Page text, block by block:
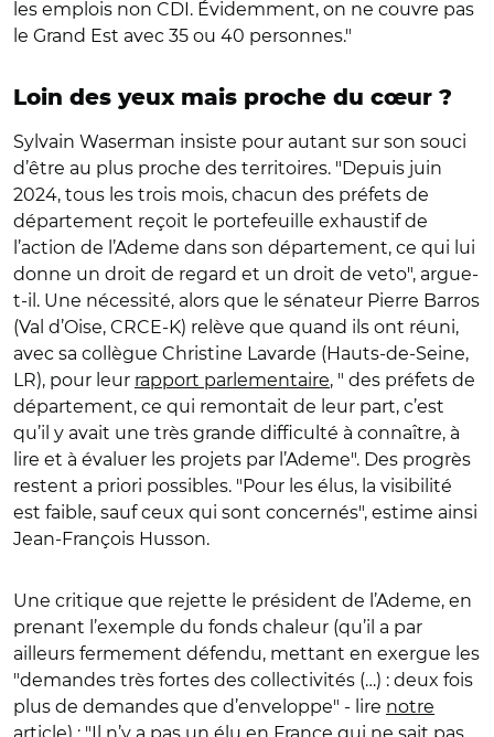
les emplois non CDI. Évidemment, on ne couvre pas
le Grand Est avec 35 ou 40 personnes."
Loin des yeux mais proche du cœur ?
Sylvain Waserman insiste pour autant sur son souci
d’être au plus proche des territoires. "Depuis juin
2024, tous les trois mois, chacun des préfets de
département reçoit le portefeuille exhaustif de
l’action de l’Ademe dans son département, ce qui lui
donne un droit de regard et un droit de veto", argue-
t-il. Une nécessité, alors que le sénateur Pierre Barros
(Val d’Oise, CRCE-K) relève que quand ils ont réuni,
avec sa collègue Christine Lavarde (Hauts-de-Seine,
LR), pour leur rapport parlementaire, " des préfets de
département, ce qui remontait de leur part, c’est
qu’il y avait une très grande difficulté à connaître, à
lire et à évaluer les projets par l’Ademe". Des progrès
restent a priori possibles. "Pour les élus, la visibilité
est faible, sauf ceux qui sont concernés", estime ainsi
Jean-François Husson.
Une critique que rejette le président de l’Ademe, en
prenant l’exemple du fonds chaleur (qu’il a par
ailleurs fermement défendu, mettant en exergue les
"demandes très fortes des collectivités (…) : deux fois
plus de demandes que d’enveloppe" - lire notre
article) : "Il n’y a pas un élu en France qui ne sait pas